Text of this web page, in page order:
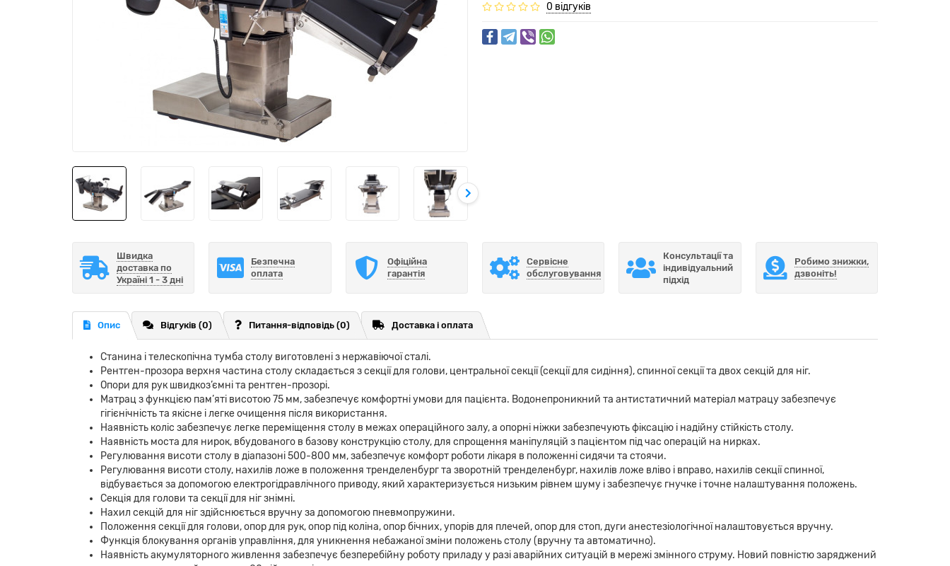
0 відгуків
Швидка
доставка по
Україні 1 - 3 дні
Безпечна
оплата
Офіційна
гарантія
Сервісне
обслуговування
Консультації та
індивідуальний
підхід
Робимо знижки,
дзвоніть!
Опис Відгуків (0) Питання-відповідь (0) Доставка і оплата
Станина і телескопічна тумба столу виготовлені з нержавіючої сталі.
Рентген-прозора верхня частина столу складається з секції для голови, центральної секції (секції для сидіння), спинної секції та двох секцій для ніг.
Опори для рук швидкоз’ємні та рентген-прозорі.
Матрац з функцією пам’яті висотою 75 мм, забезпечує комфортні умови для пацієнта. Водонепроникний та антистатичний матеріал матрацу забезпечує
гігієнічність та якісне і легке очищення після використання.
Наявність коліс забезпечує легке переміщення столу в межах операційного залу, а опорні ніжки забезпечують фіксацію і надійну стійкість столу.
Наявність моста для нирок, вбудованого в базову конструкцію столу, для спрощення маніпуляцій з пацієнтом під час операцій на нирках.
Регулювання висоти столу в діапазоні 500-800 мм, забезпечує комфорт роботи лікаря в положенні сидячи та стоячи.
Регулювання висоти столу, нахилів ложе в положення тренделенбург та зворотній тренделенбург, нахилів ложе вліво і вправо, нахилів секції спинної,
відбувається за допомогою електрогідравлічного приводу, який характеризується низьким рівнем шуму і забезпечує гнучке і точне налаштування положень.
Секція для голови та секції для ніг знімні.
Нахил секцій для ніг здійснюється вручну за допомогою пневмопружини.
Положення секції для голови, опор для рук, опор під коліна, опор бічних, упорів для плечей, опор для стоп, дуги анестезіологічної налаштовується вручну.
Функція блокування органів управління, для уникнення небажаної зміни положень столу (вручну та автоматично).
Наявність акумуляторного живлення забезпечує безперебійну роботу приладу у разі аварійних ситуацій в мережі змінного струму. Новий повністю заряджений